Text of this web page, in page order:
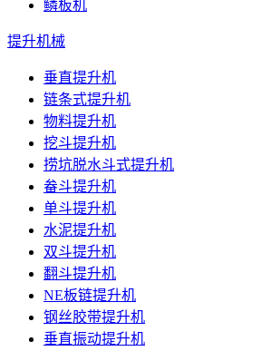
鳞板机
提升机械
垂直提升机
链条式提升机
物料提升机
挖斗提升机
捞坑脱水斗式提升机
畚斗提升机
单斗提升机
水泥提升机
双斗提升机
翻斗提升机
NE板链提升机
钢丝胶带提升机
垂直振动提升机